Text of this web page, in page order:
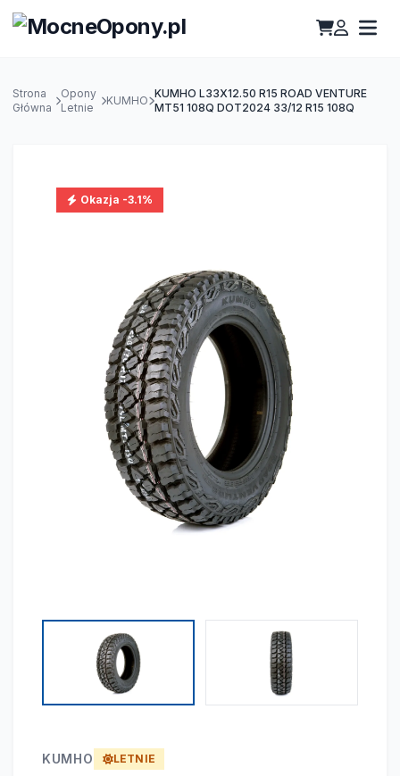
Strona
Główna
Opony
Letnie
KUMHO
KUMHO L33X12.50 R15 ROAD VENTURE
MT51 108Q DOT2024 33/12 R15 108Q
Okazja -3.1%
KUMHO LETNIE